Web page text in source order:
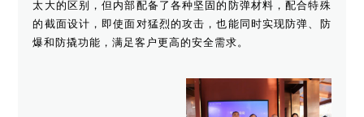
太大的区别，但内部配备了各种坚固的防弹材料，配合特殊
的截面设计，即使面对猛烈的攻击，也能同时实现防弹、防
爆和防撬功能，满足客户更高的安全需求。